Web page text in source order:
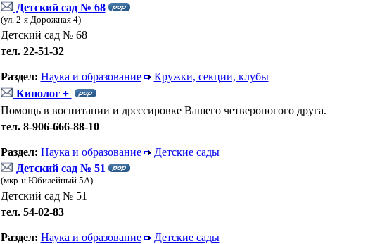
Детский сад № 68
(ул. 2-я Дорожная 4)
Детский сад № 68
тел. 22-51-32
Раздел: Наука и образование
Кружки, секции, клубы
Кинолог +
Помощь в воспитании и дрессировке Вашего четвероногого друга.
тел. 8-906-666-88-10
Раздел: Наука и образование
Детские сады
Детский сад № 51
(мкр-н Юбилейный 5А)
Детский сад № 51
тел. 54-02-83
Раздел: Наука и образование
Детские сады